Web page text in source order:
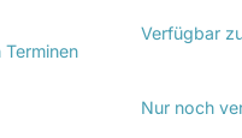
Verfügbar
Nur noch